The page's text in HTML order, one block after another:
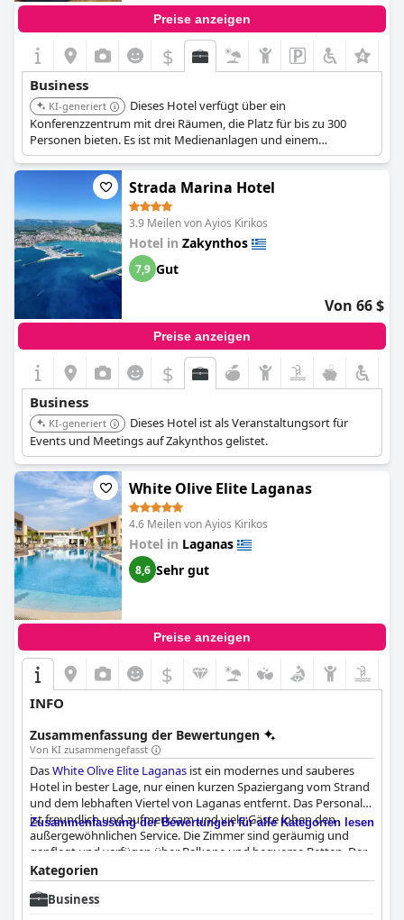
Preise anzeigen
$
Business
KI-generiert
Dieses Hotel verfügt über ein
Konferenzzentrum mit drei Räumen, die Platz für bis zu 300
Personen bieten. Es ist mit Medienanlagen und einem
separaten Eingang für Privatsphäre ausgestattet, geeignet für
Seminare und Geschäftspräsentationen.
Strada Marina Hotel
3.9 Meilen von Ayios Kirikos
Hotel in Zakynthos
7,9 Gut
Von 66 $
Preise anzeigen
$
Business
KI-generiert
Dieses Hotel ist als Veranstaltungsort für
Events und Meetings auf Zakynthos gelistet.
White Olive Elite Laganas
4.6 Meilen von Ayios Kirikos
Hotel in Laganas
8,6 Sehr gut
Preise anzeigen
$
INFO
Zusammenfassung der Bewertungen
Von KI zusammengefasst
DasWhite Olive Elite Laganas ist ein modernes und sauberes
Hotel in bester Lage, nur einen kurzen Spaziergang vom Strand
und dem lebhaften Viertel von Laganas entfernt. Das Personal
ist freundlich und aufmerksam und viele Gäste loben den
außergewöhnlichen Service. Die Zimmer sind geräumig und
gepflegt und verfügen über Balkone und bequeme Betten. Der
Poolbereich mit seiner gut gefüllten Poolbar und den
angenehmen Temperaturen ist für die meisten Gäste ein
Highlight. Auch wenn das Frühstück und das Abendessen für
Zusammenfassung der Bewertungen für alle Kategorien lesen
Kategorien
Business